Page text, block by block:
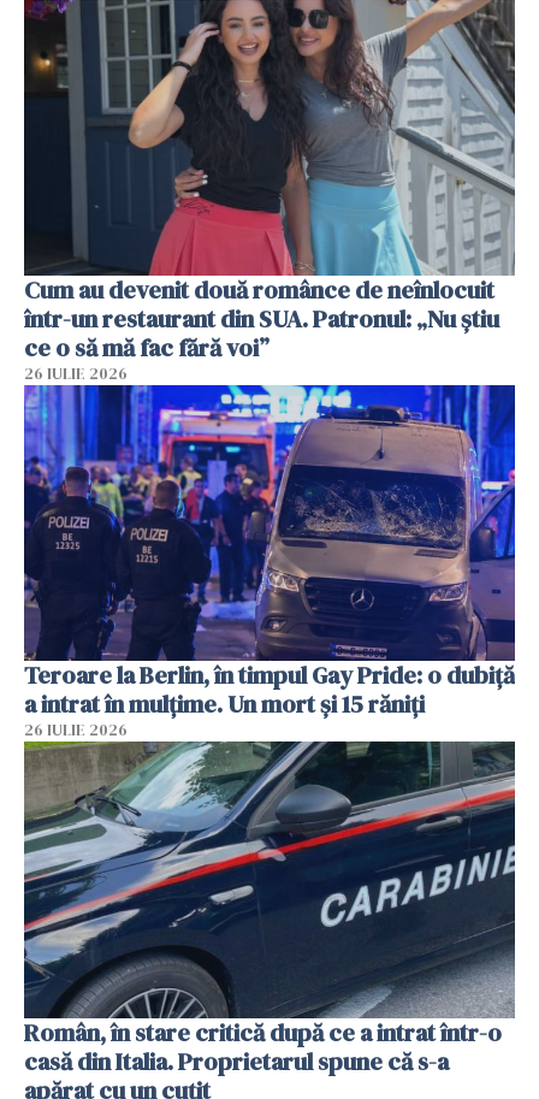
Cum au devenit două românce de neînlocuit
într-un restaurant din SUA. Patronul: „Nu știu
ce o să mă fac fără voi”
26 IULIE 2026
Teroare la Berlin, în timpul Gay Pride: o dubiță
a intrat în mulțime. Un mort și 15 răniți
26 IULIE 2026
Român, în stare critică după ce a intrat într-o
casă din Italia. Proprietarul spune că s-a
apărat cu un cuțit